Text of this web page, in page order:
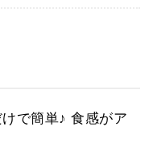
で簡単♪ 食感がア